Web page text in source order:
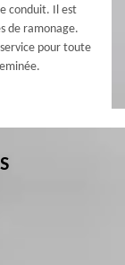
conduit. Il est
de ramonage.
pour toute